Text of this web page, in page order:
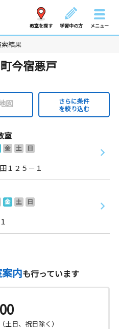
教室を探す 学習中の方 メニュー
結果
今宿悪戸
図
さらに条件
を絞り込む
室
金 土
日
１２５－１
金 土
日
内も行っています
土日、祝日除く）